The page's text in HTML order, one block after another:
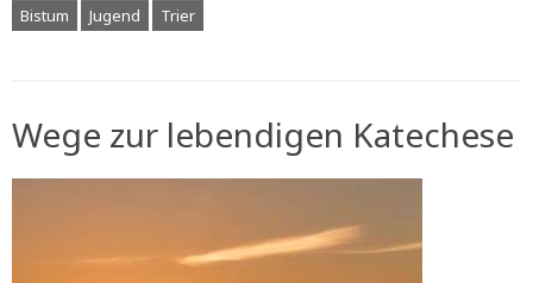
Bistum
Jugend Trier
Wege zur lebendigen Katechese